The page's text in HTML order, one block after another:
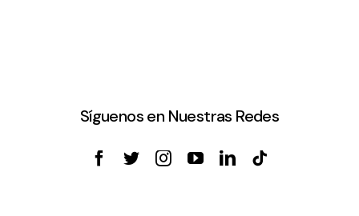
Síguenos en Nuestras Redes